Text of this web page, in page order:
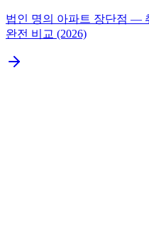
법인 명의 아파트 장단점 —
완전 비교 (2026)